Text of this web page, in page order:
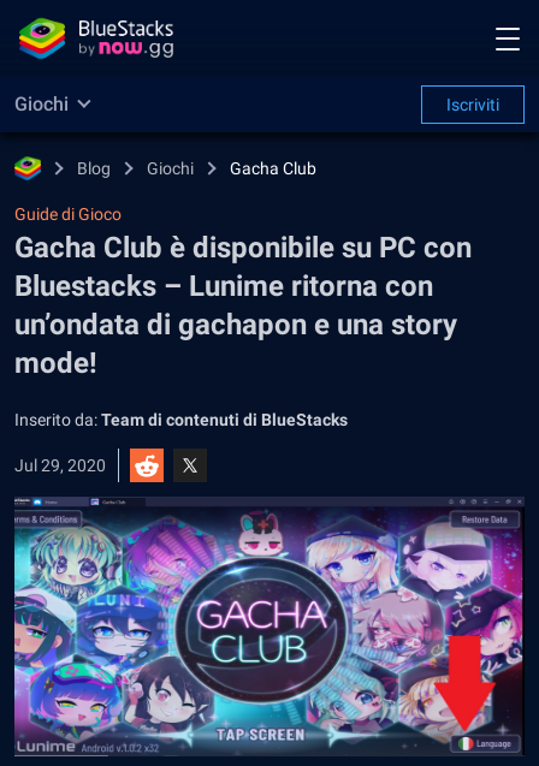
Giochi Iscriviti
Blog Giochi Gacha Club
Guide di Gioco
Gacha Club è disponibile su PC con
Bluestacks – Lunime ritorna con
un’ondata di gachapon e una story
mode!
Inserito da:Team di contenuti di BlueStacks
Jul 29, 2020